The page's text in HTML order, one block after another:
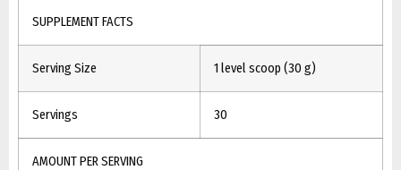
SUPPLEMENT FACTS
Serving Size 1 level scoop (30 g)
Servings 30
AMOUNT PER SERVING